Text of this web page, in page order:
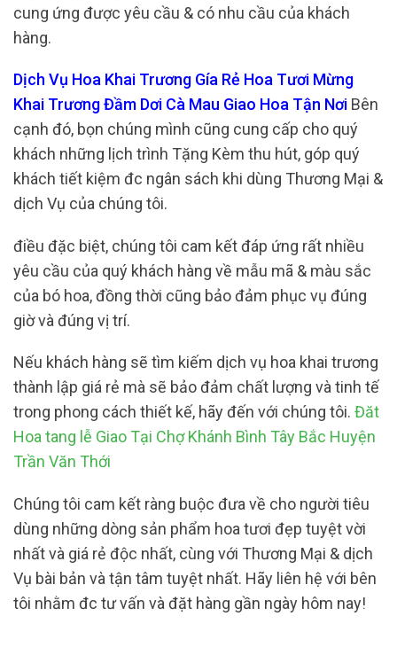
cung ứng được yêu cầu & có nhu cầu của khách
hàng.
Dịch Vụ Hoa Khai Trương Gía Rẻ Hoa Tươi Mừng
Khai Trương Đầm Dơi Cà Mau Giao Hoa Tận Nơi Bên
cạnh đó, bọn chúng mình cũng cung cấp cho quý
khách những lịch trình Tặng Kèm thu hút, góp quý
khách tiết kiệm đc ngân sách khi dùng Thương Mại &
dịch Vụ của chúng tôi.
điều đặc biệt, chúng tôi cam kết đáp ứng rất nhiều
yêu cầu của quý khách hàng về mẫu mã & màu sắc
của bó hoa, đồng thời cũng bảo đảm phục vụ đúng
giờ và đúng vị trí.
Nếu khách hàng sẽ tìm kiếm dịch vụ hoa khai trương
thành lập giá rẻ mà sẽ bảo đảm chất lượng và tinh tế
trong phong cách thiết kế, hãy đến với chúng tôi. Đăt
Hoa tang lễ Giao Tại Chợ Khánh Bình Tây Bắc Huyện
Trần Văn Thới
Chúng tôi cam kết ràng buộc đưa về cho người tiêu
dùng những dòng sản phẩm hoa tươi đẹp tuyệt vời
nhất và giá rẻ độc nhất, cùng với Thương Mại & dịch
Vụ bài bản và tận tâm tuyệt nhất. Hãy liên hệ với bên
tôi nhằm đc tư vấn và đặt hàng gần ngày hôm nay!